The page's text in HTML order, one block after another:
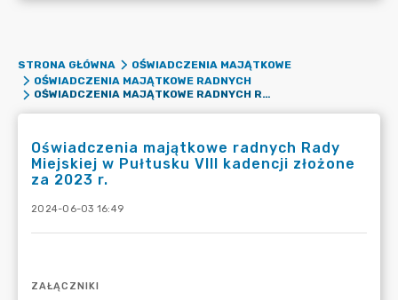
STRONA GŁÓWNA
OŚWIADCZENIA MAJĄTKOWE
OŚWIADCZENIA MAJĄTKOWE RADNYCH
OŚWIADCZENIA MAJĄTKOWE RADNYCH RADY MIEJSKIEJ W PUŁTUSKU VIII KADENCJI ZŁOŻONE ZA 2023 R.
Oświadczenia majątkowe radnych Rady
Miejskiej w Pułtusku VIII kadencji złożone
za 2023 r.
2024-06-03 16:49
ZAŁĄCZNIKI